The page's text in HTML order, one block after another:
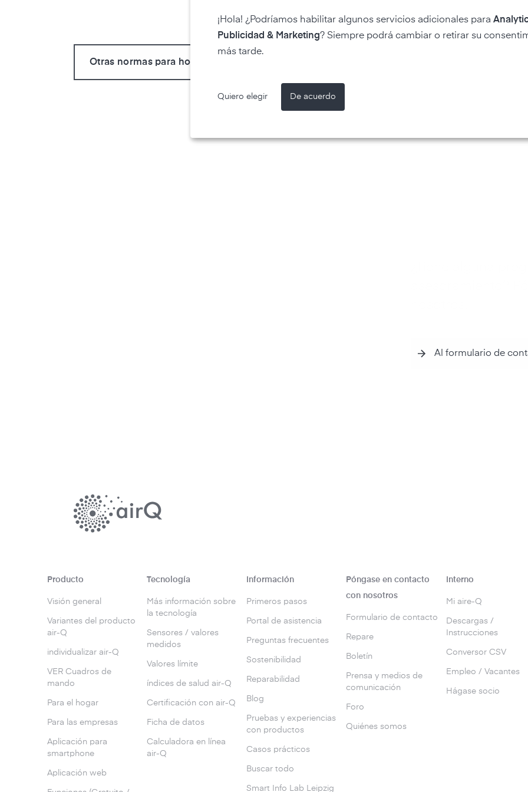
Otras normas para hogares inteligentes
Al formulario de
Producto
Visión general
Variantes del producto
air-Q
individualizar air-Q
VER Cuadros de
mando
Para el hogar
Para las empresas
Aplicación para
smartphone
Aplicación web
Tecnología
Más información sobre
la tecnología
Sensores / valores
medidos
Valores límite
índices de salud air-Q
Certificación con air-Q
Ficha de datos
Calculadora en línea
air-Q
Información
Primeros pasos
Portal de asistencia
Preguntas frecuentes
Sostenibilidad
Reparabilidad
Blog
Pruebas y experiencias
con productos
Casos prácticos
Buscar todo
Smart Info Lab Leipzig
Póngase en contacto
con nosotros
Formulario de contacto
Repare
Boletín
Prensa y medios de
comunicación
Foro
Quiénes somos
Interno
Mi aire-Q
Descargas /
Instrucciones
Conversor CSV
Empleo / Vacantes
Hágase socio
¡Hola! ¿Podríamos habilitar algunos servicios adicionales para
Publicidad & Marketing? Siempre podrá cambiar o retirar su
más tarde.
Quiero elegir De acuerdo